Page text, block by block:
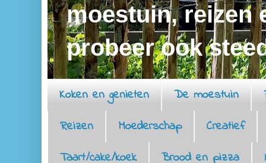
moestuin, reizen
probeer ook
Koken en genieten De moestuin
Reizen
Moederschap
Creatief
Taart/cake/koek
Brood en pizza